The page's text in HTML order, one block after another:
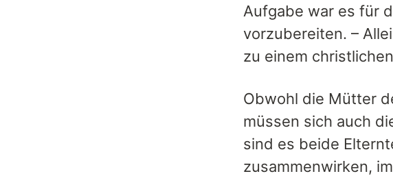
Aufgabe war es für
vorzubereiten. –
zu einem
Obwohl die Mütter
müssen sich auch
sind es beide
zusammenwirken,